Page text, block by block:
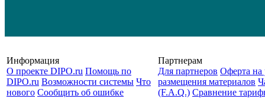
Информация
О проекте DIPO.ru Помощь по
DIPO.ru Возможности системы Что
нового Сообщить об ошибке
Партнерам
Для партнеров Оферта на
размещения материалов
(F.A.Q.) Cравнение